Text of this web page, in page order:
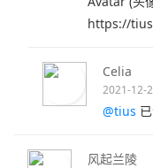
https://
Celia
2021-12-
@tius
风起兰陵